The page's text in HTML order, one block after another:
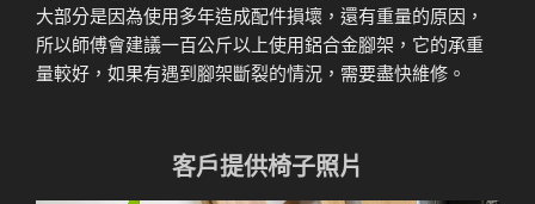
大部分是因為使用多年造成配件損壞，還有重量的原因，
所以師傅會建議一百公斤以上使用鋁合金腳架，它的承重
量較好，如果有遇到腳架斷裂的情況，需要盡快維修。
客戶提供椅子照片